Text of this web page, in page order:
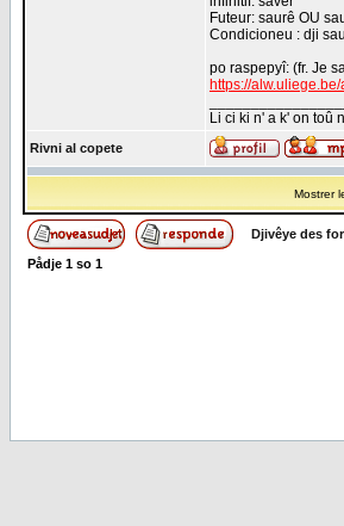
Futeur: saurê OU
Condicioneu : dji
po raspepyî: (fr. Je
https://
Li ci ki n' a k' on toû
Rivni al copete
Mostrer
Djivêye des
Pådje 1 so 1